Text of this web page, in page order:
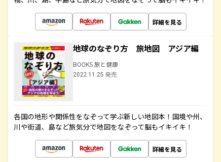
詳細を見る
地球のなぞり方 旅地図 アジア編
BOOKS 旅と健康
2022.11.25 発売
各国の地形や関係性をなぞって学ぶ新しい地図本！国境や州、
川や街道、島など旅気分で地図をなぞって脳もイキイキ！
詳細を見る